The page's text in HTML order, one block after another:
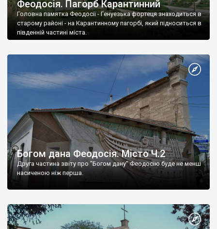
Феодосія. Пагорб Карантинний
Головна памятка Феодосії - Генуезька фортеця знаходиться в
старому районі - на Карантинному пагорбі, який підноситься в
південній частині міста.
Богом дана Феодосія. Місто Ч.2
Друга частина звіту про "Богом дану" Феодосію буде не менш
насиченою ніж перша.